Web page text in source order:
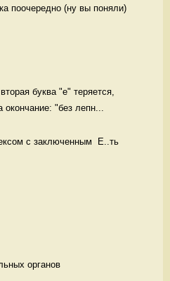
поочередно (ну вы поняли)
буква "е" теряется,
"без лепн...
с заключенным  Е..ть
органов